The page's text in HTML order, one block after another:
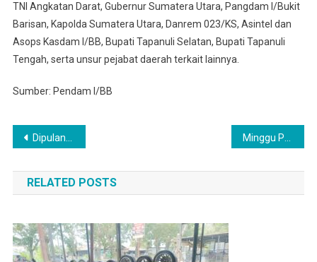
TNI Angkatan Darat, Gubernur Sumatera Utara, Pangdam I/Bukit
Barisan, Kapolda Sumatera Utara, Danrem 023/KS, Asintel dan
Asops Kasdam I/BB, Bupati Tapanuli Selatan, Bupati Tapanuli
Tengah, serta unsur pejabat daerah terkait lainnya.
Sumber: Pendam I/BB
Navigasi
pos
Dipulangkan Usai Ditangkap, Intel Kodim 0209/LB Jelaskan Duduk Perkara Minggu Pertama Tahun 2026 ” Ketua Wartawan TNI Sumut Ryan Sinaga Siapkan Silaturahmi Dengan Pangdam I/BB
RELATED POSTS